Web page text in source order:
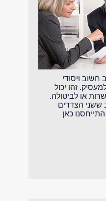
ויסודי
זהו יכול
או לביטולה.
ששני הצדדים
כאן